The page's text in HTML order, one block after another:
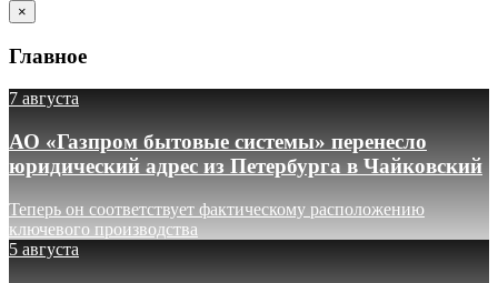
×
Главное
7 августа
АО «Газпром бытовые системы» перенесло
юридический адрес из Петербурга в Чайковский
Теперь он соответствует фактическому расположению
ключевого производства
5 августа